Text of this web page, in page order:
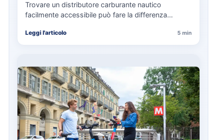
Trovare un distributore carburante nautico
facilmente accessibile può fare la differenza
soprattutto…
Leggi l'articolo 5 min